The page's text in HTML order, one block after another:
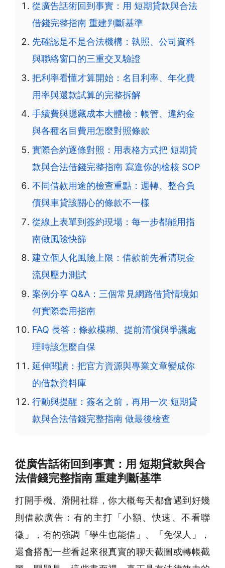
從廣告話術回到事實：用 短期貸款與合法
借錢完整指南 重建判斷基準
先確認是不是合法機構：執照、公司資料
與聯絡窗口的三重交叉驗證
把利率看懂才算開始：名目利率、年化費
用率與還款試算的完整拆解
手續費與隱藏成本大體檢：帳管、違約金
與各種名目費用怎麼對照條款
實際合約逐條對照：用表格方式把 短期貸
款與合法借錢完整指南 寫進你的檢核 SOP
不同借款用途的檢查重點：週轉、整合負
債與車貸該關心的條款不一樣
從線上表單到簽約現場：每一步都能用指
南做風險快篩
建立個人化風險上限：借款前先看清現金
流與壓力測試
案例分享 Q&A：三個常見網路借貸情境如
何實際套用指南
FAQ 長答：條款模糊、提前清償與爭議處
理時該怎麼自保
延伸閱讀：把官方資源與專業文章變成你
的借款資料庫
行動與提醒：簽名之前，再用一次 短期貸
款與合法借錢完整指南 做最後檢查
從廣告話術回到事實：用 短期貸款與合
法借錢完整指南 重建判斷基準
打開手機、滑開社群，你大概每天都會遇到好幾
則借款廣告：有的主打「小額、快速、不看聯
徵」，有的強調「學生也能借」、「免保人」，
還會搭配一些看起來很真實的聊天截圖或轉帳截